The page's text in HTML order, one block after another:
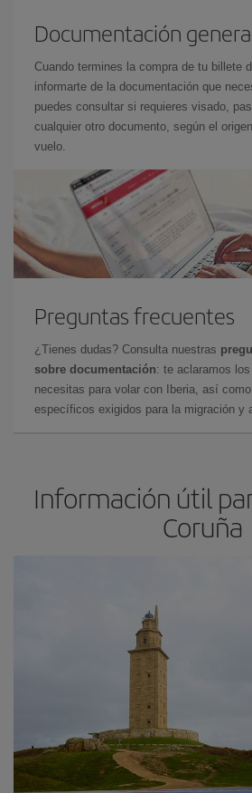
Documentación
Cuando termines la compra de tu billete
informarte de la documentación que
puedes consultar si requieres visado,
cualquier otro documento, según el
vuelo.
Preguntas frecuentes
¿Tienes dudas? Consulta nuestras
sobre documentación: te aclaramos
necesitas para volar con Iberia, así
específicos exigidos para la migración y
Información útil
Coruña